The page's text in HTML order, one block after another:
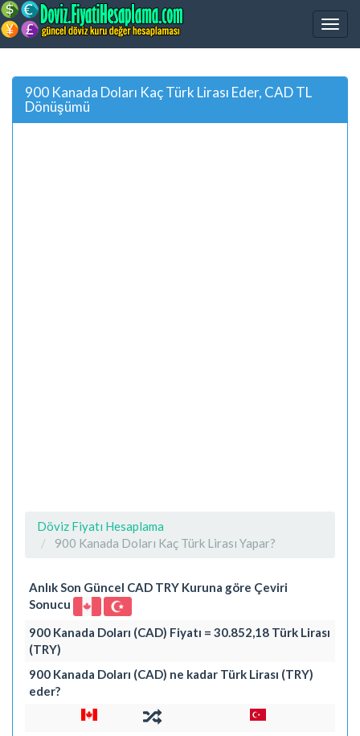
900 Kanada Doları Kaç Türk Lirası Eder, CAD TL
Dönüşümü
Döviz Fiyatı Hesaplama
900 Kanada Doları Kaç Türk Lirası Yapar?
Anlık Son Güncel CAD TRY Kuruna göre Çeviri
Sonucu
900 Kanada Doları (CAD) Fiyatı = 30.852,18 Türk Lirası
(TRY)
900 Kanada Doları (CAD) ne kadar Türk Lirası (TRY)
eder?